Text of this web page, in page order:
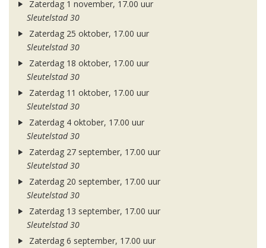
Zaterdag 1 november, 17.00 uur
Sleutelstad 30
Zaterdag 25 oktober, 17.00 uur
Sleutelstad 30
Zaterdag 18 oktober, 17.00 uur
Sleutelstad 30
Zaterdag 11 oktober, 17.00 uur
Sleutelstad 30
Zaterdag 4 oktober, 17.00 uur
Sleutelstad 30
Zaterdag 27 september, 17.00 uur
Sleutelstad 30
Zaterdag 20 september, 17.00 uur
Sleutelstad 30
Zaterdag 13 september, 17.00 uur
Sleutelstad 30
Zaterdag 6 september, 17.00 uur